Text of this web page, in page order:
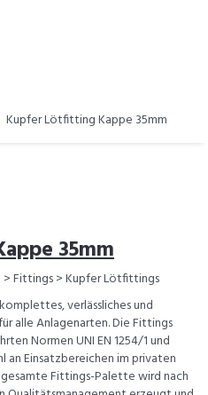
Kupfer Lötfitting Kappe 35mm
35mm
Fittings > Kupfer Lötfittings
verlässliches und
alle Anlagenarten. Die Fittings
Normen UNI EN 1254/1 und
an Einsatzbereichen im privaten
Fittings-Palette wird nach